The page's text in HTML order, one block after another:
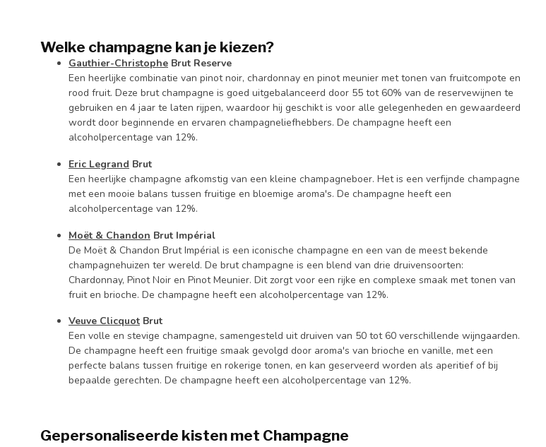
Welke champagne kan je kiezen?
Gauthier-Christophe Brut Reserve
Een heerlijke combinatie van pinot noir, chardonnay en pinot meunier met tonen van fruitcompote en
rood fruit. Deze brut champagne is goed uitgebalanceerd door 55 tot 60% van de reservewijnen te
gebruiken en 4 jaar te laten rijpen, waardoor hij geschikt is voor alle gelegenheden en gewaardeerd
wordt door beginnende en ervaren champagneliefhebbers. De champagne heeft een
alcoholpercentage van 12%.
Eric Legrand Brut
Een heerlijke champagne afkomstig van een kleine champagneboer. Het is een verfijnde champagne
met een mooie balans tussen fruitige en bloemige aroma's. De champagne heeft een
alcoholpercentage van 12%.
Moët & Chandon Brut Impérial
De Moët & Chandon Brut Impérial is een iconische champagne en een van de meest bekende
champagnehuizen ter wereld. De brut champagne is een blend van drie druivensoorten:
Chardonnay, Pinot Noir en Pinot Meunier. Dit zorgt voor een rijke en complexe smaak met tonen van
fruit en brioche. De champagne heeft een alcoholpercentage van 12%.
Veuve Clicquot Brut
Een volle en stevige champagne, samengesteld uit druiven van 50 tot 60 verschillende wijngaarden.
De champagne heeft een fruitige smaak gevolgd door aroma's van brioche en vanille, met een
perfecte balans tussen fruitige en rokerige tonen, en kan geserveerd worden als aperitief of bij
bepaalde gerechten. De champagne heeft een alcoholpercentage van 12%.
Gepersonaliseerde kisten met Champagne